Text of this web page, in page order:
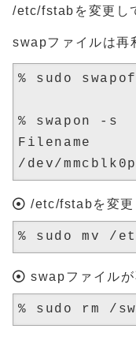
/etc/fstabを変更し
swapファイルは再
% sudo
% swapon -s
Filename
/etc/fstabを変更
swapファイル